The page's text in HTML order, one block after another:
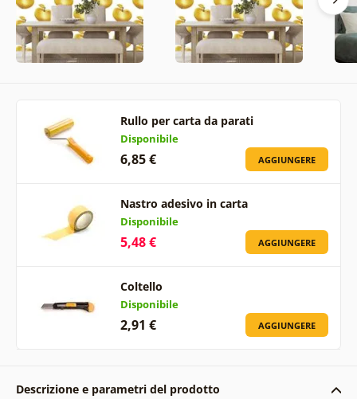
Rullo per carta da parati
Disponibile
6,85 € AGGIUNGERE
Nastro adesivo in carta
Disponibile
5,48 € AGGIUNGERE
Coltello
Disponibile
2,91 € AGGIUNGERE
Descrizione e parametri del prodotto